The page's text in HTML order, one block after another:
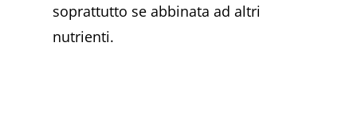
soprattutto se abbinata ad altri
nutrienti.